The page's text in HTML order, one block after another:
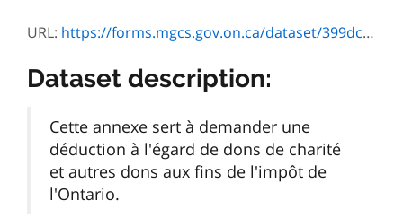
URL: https://forms.mgcs.gov.on.ca/dataset/399dcdfe-22b0-4a12-9f2b-c846224d588a/resource/18252a83-6e06-4812-ba9d-7a212b313ab6/download/fr1490d.pdf
Dataset description:
Cette annexe sert à demander une
déduction à l'égard de dons de charité
et autres dons aux fins de l'impôt de
l'Ontario.